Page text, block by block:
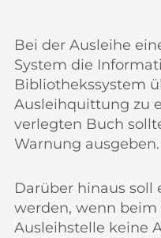
Bei der Ausleihe
System die
Bibliothekssystem
Ausleihquittung zu
verlegten Buch
Warnung ausgeben.
Darüber hinaus soll
werden, wenn beim
Ausleihstelle keine